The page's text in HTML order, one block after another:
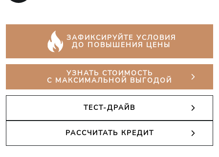
ЗАФИКСИРУЙТЕ УСЛОВИЯ
ДО ПОВЫШЕНИЯ ЦЕНЫ
УЗНАТЬ СТОИМОСТЬ
С МАКСИМАЛЬНОЙ ВЫГОДОЙ
ТЕСТ-ДРАЙВ
РАССЧИТАТЬ КРЕДИТ